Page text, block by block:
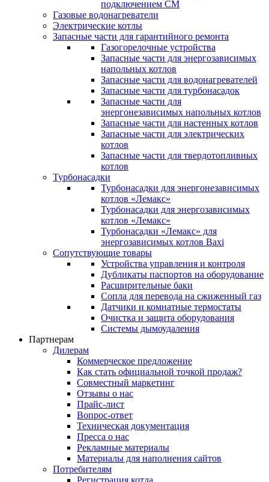
подключением CM
Газовые водонагреватели
Электрические котлы
Запасные части для гарантийного ремонта
Газогорелочные устройства
Запасные части для энергозависимых
напольных котлов
Запасные части для водонагревателей
Запасные части для турбонасадок
Запасные части для
энергонезависимых напольных котлов
Запасные части для настенных котлов
Запасные части для электрических
котлов
Запасные части для твердотопливных
котлов
Турбонасадки
Турбонасадки для энергонезависимых
котлов «Лемакс»
Турбонасадки для энергозависимых
котлов «Лемакс»
Турбонасадки «Лемакс» для
энергозависимых котлов Baxi
Сопутствующие товары
Устройства управления и контроля
Дубликаты паспортов на оборудование
Расширительные баки
Сопла для перевода на сжиженный газ
Датчики и комнатные термостаты
Очистка и защита оборудования
Системы дымоудаления
Партнерам
Дилерам
Коммерческое предложение
Как стать официальной точкой продаж?
Совместный маркетинг
Отзывы о нас
Прайс-лист
Вопрос-ответ
Техническая документация
Пресса о нас
Рекламные материалы
Материалы для наполнения сайтов
Потребителям